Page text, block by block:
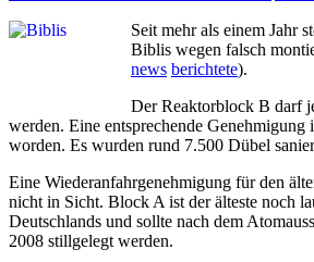
Seit mehr als einem Jahr
Biblis wegen falsch
news berichtete).
Der Reaktorblock B darf
werden. Eine entsprechende Genehmigung
worden. Es wurden rund 7.500 Dübel
Eine Wiederanfahrgenehmigung für den
nicht in Sicht. Block A ist der älteste noch
Deutschlands und sollte nach dem
2008 stillgelegt werden.